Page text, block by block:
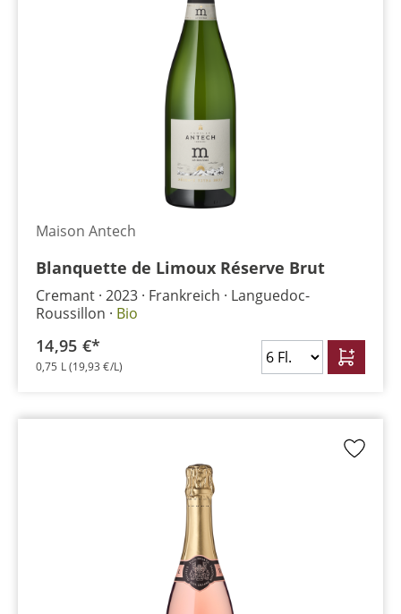
Maison Antech
Blanquette de Limoux Réserve Brut
Cremant 2023 Frankreich
Languedoc-
Roussillon
Bio
14,95 €*
0,75 L(19,93 €/L)